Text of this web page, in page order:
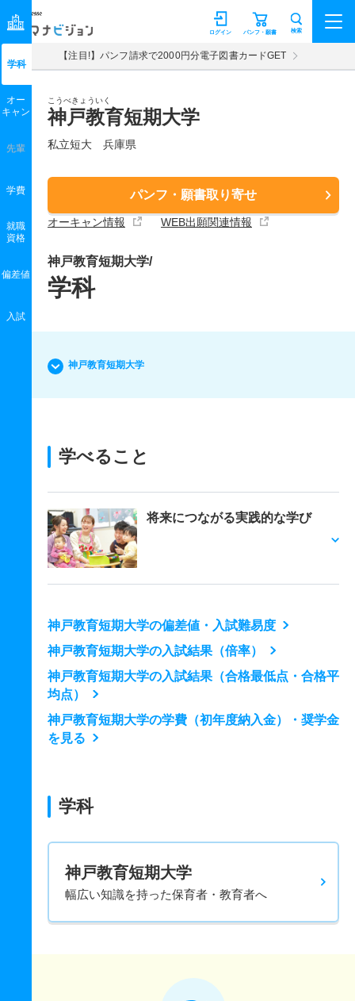
マナビジョン パンフ・願書
ログイン 検索
【注目!】パンフ請求で2000円分電子図書カードGET
こうべきょういく
神戸教育短期大学
私立短大 兵庫県
パンフ・願書取り寄せ
オーキャン情報 WEB出願関連情報
学科
オー
キャン
先輩
学費
就職
資格
偏差値
入試
神戸教育短期大学/
学科
神戸教育短期大学
学べること
将来につながる実践的な学び
神戸教育短期大学の偏差値・入試難易度
神戸教育短期大学の入試結果（倍率）
神戸教育短期大学の入試結果（合格最低点・合格平
均点）
神戸教育短期大学の学費（初年度納入金）・奨学金
を見る
学科
神戸教育短期大学
幅広い知識を持った保育者・教育者へ